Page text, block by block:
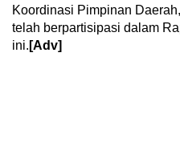
Koordinasi Pimpinan
telah berpartisipasi dalam
ini. [Adv]